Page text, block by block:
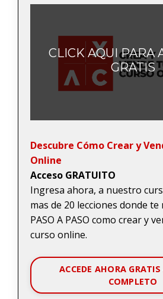
CLICK AQUI PARA
GRATIS
Descubre Cómo Crear y
Online
Acceso GRATUITO
Ingresa ahora, a nuestro
mas de 20 lecciones donde
PASO A PASO como crear y
curso online.
ACCEDE AHORA
COMPLETO